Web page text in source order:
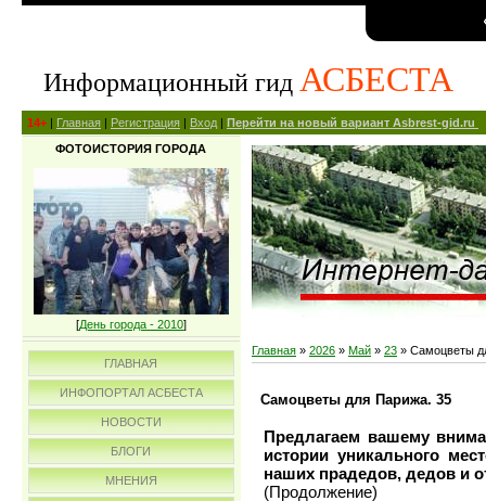
Информационный гид АСБЕСТА
14+ | Главная | Регистрация | Вход | Перейти на новый вариант Asbrest-gid.ru
ФОТОИСТОРИЯ ГОРОДА
[День города - 2010]
ГЛАВНАЯ
ИНФОПОРТАЛ АСБЕСТА
НОВОСТИ
БЛОГИ
МНЕНИЯ
Главная » 2026 » Май » 23 » Самоцветы
Самоцветы для Парижа. 35
Предлагаем вашему
истории уникального
наших прадедов, дедов и
(Продолжение)